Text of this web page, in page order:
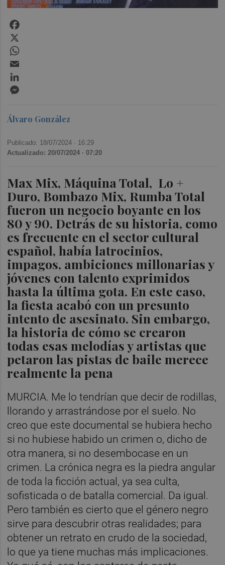
Álvaro González
Publicado: 18/07/2024 · 16:29
Actualizado: 20/07/2024 · 07:20
Max Mix, Máquina Total, Lo +
Duro, Bombazo Mix, Rumba Total
fueron un negocio boyante en los
80 y 90. Detrás de su historia, como
es frecuente en el sector cultural
español, había latrocinios,
impagos, ambiciones millonarias y
jóvenes con talento exprimidos
hasta la última gota. En este caso,
la fiesta acabó con un presunto
intento de asesinato. Sin embargo,
la historia de cómo se crearon
todas esas melodías y artistas que
petaron las pistas de baile merece
realmente la pena
MURCIA. Me lo tendrían que decir de rodillas,
llorando y arrastrándose por el suelo. No
creo que este documental se hubiera hecho
si no hubiese habido un crimen o, dicho de
otra manera, si no desembocase en un
crimen. La crónica negra es la piedra angular
de toda la ficción actual, ya sea culta,
sofisticada o de batalla comercial. Da igual.
Pero también es cierto que el género negro
sirve para descubrir otras realidades; para
obtener un retrato en crudo de la sociedad,
lo que ya tiene muchas más implicaciones.